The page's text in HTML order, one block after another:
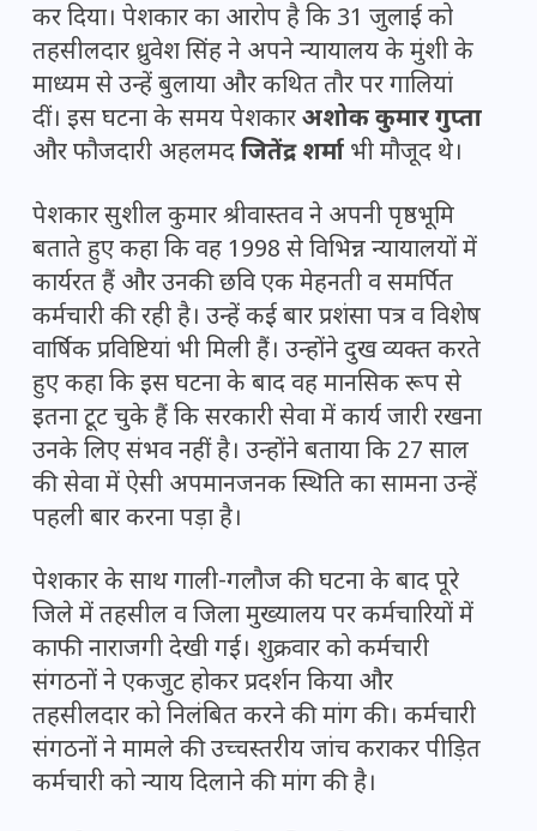
कर दिया। पेशकार का आरोप है कि 31 जुलाई को
तहसीलदार ध्रुवेश सिंह ने अपने न्यायालय के मुंशी के
माध्यम से उन्हें बुलाया और कथित तौर पर गालियां
दीं। इस घटना के समय पेशकारअशोक कुमार गुप्ता
और फौजदारी अहलमदजितेंद्र शर्मा भी मौजूद थे।
पेशकार सुशील कुमार श्रीवास्तव ने अपनी पृष्ठभूमि
बताते हुए कहा कि वह 1998 से विभिन्न न्यायालयों में
कार्यरत हैं और उनकी छवि एक मेहनती व समर्पित
कर्मचारी की रही है। उन्हें कई बार प्रशंसा पत्र व विशेष
वार्षिक प्रविष्टियां भी मिली हैं। उन्होंने दुख व्यक्त करते
हुए कहा कि इस घटना के बाद वह मानसिक रूप से
इतना टूट चुके हैं कि सरकारी सेवा में कार्य जारी रखना
उनके लिए संभव नहीं है। उन्होंने बताया कि 27 साल
की सेवा में ऐसी अपमानजनक स्थिति का सामना उन्हें
पहली बार करना पड़ा है।
पेशकार के साथ गाली-गलौज की घटना के बाद पूरे
जिले में तहसील व जिला मुख्यालय पर कर्मचारियों में
काफी नाराजगी देखी गई। शुक्रवार को कर्मचारी
संगठनों ने एकजुट होकर प्रदर्शन किया और
तहसीलदार को निलंबित करने की मांग की। कर्मचारी
संगठनों ने मामले की उच्चस्तरीय जांच कराकर पीड़ित
कर्मचारी को न्याय दिलाने की मांग की है।